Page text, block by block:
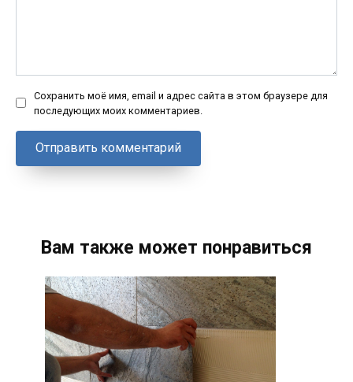
Сохранить моё имя, email и адрес сайта в этом браузере для
последующих моих комментариев.
Вам также может понравиться